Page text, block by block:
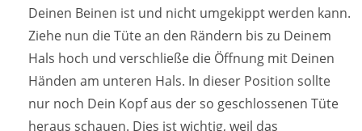
Deinen Beinen ist und nicht umgekippt werden kann.
Ziehe nun die Tüte an den Rändern bis zu Deinem
Hals hoch und verschließe die Öffnung mit Deinen
Händen am unteren Hals. In dieser Position sollte
nur noch Dein Kopf aus der so geschlossenen Tüte
heraus schauen. Dies ist wichtig, weil das